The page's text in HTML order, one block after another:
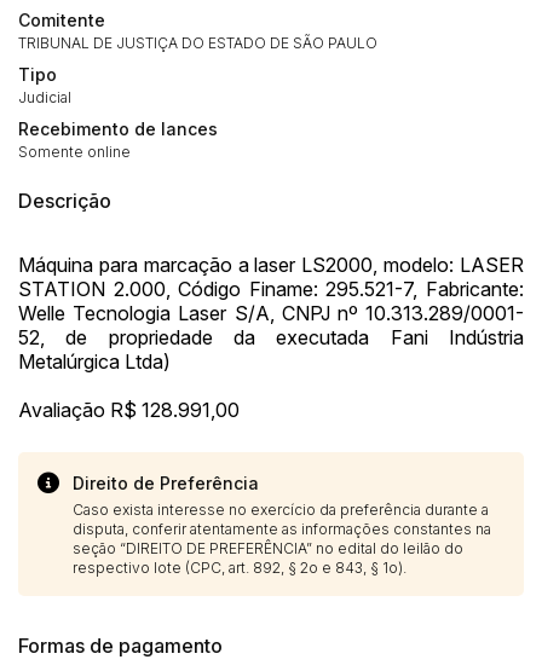
Comitente
TRIBUNAL DE JUSTIÇA DO ESTADO DE SÃO PAULO
Tipo
Judicial
Recebimento de lances
Somente online
Descrição
Máquina para marcação a laser LS2000, modelo: LASER
STATION 2.000, Código Finame: 295.521-7, Fabricante:
Welle Tecnologia Laser S/A, CNPJ nº 10.313.289/0001-
52, de propriedade da executada Fani Indústria
Metalúrgica Ltda)
Avaliação R$ 128.991,00
Direito de Preferência
Caso exista interesse no exercício da preferência durante a
disputa, conferir atentamente as informações constantes na
seção “DIREITO DE PREFERÊNCIA” no edital do leilão do
respectivo lote (CPC, art. 892, § 2o e 843, § 1o).
Formas de pagamento
Clique aqui para fazer login